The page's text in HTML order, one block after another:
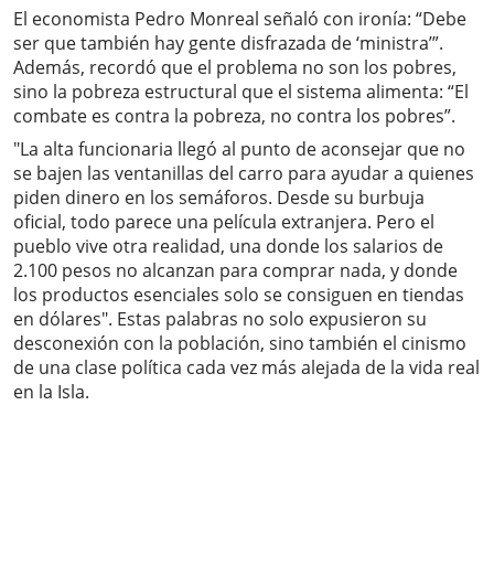
El economista Pedro Monreal señaló con ironía: “Debe
ser que también hay gente disfrazada de ‘ministra’”.
Además, recordó que el problema no son los pobres,
sino la pobreza estructural que el sistema alimenta: “El
combate es contra la pobreza, no contra los pobres”.
"La alta funcionaria llegó al punto de aconsejar que no
se bajen las ventanillas del carro para ayudar a quienes
piden dinero en los semáforos. Desde su burbuja
oficial, todo parece una película extranjera. Pero el
pueblo vive otra realidad, una donde los salarios de
2.100 pesos no alcanzan para comprar nada, y donde
los productos esenciales solo se consiguen en tiendas
en dólares". Estas palabras no solo expusieron su
desconexión con la población, sino también el cinismo
de una clase política cada vez más alejada de la vida real
en la Isla.